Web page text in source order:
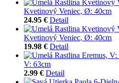
Kvetinový Veniec, Ø: 40cm
24.95 € Detail
Kvetinový Veniec, Ø: 40cm
19.98 € Detail
V: 63cm
2.99 € Detail